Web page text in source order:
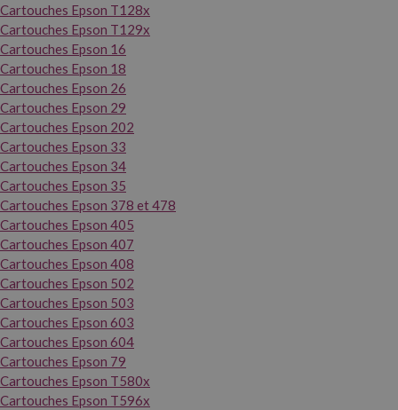
Cartouches Epson T128x
Cartouches Epson T129x
Cartouches Epson 16
Cartouches Epson 18
Cartouches Epson 26
Cartouches Epson 29
Cartouches Epson 202
Cartouches Epson 33
Cartouches Epson 34
Cartouches Epson 35
Cartouches Epson 378 et 478
Cartouches Epson 405
Cartouches Epson 407
Cartouches Epson 408
Cartouches Epson 502
Cartouches Epson 503
Cartouches Epson 603
Cartouches Epson 604
Cartouches Epson 79
Cartouches Epson T580x
Cartouches Epson T596x